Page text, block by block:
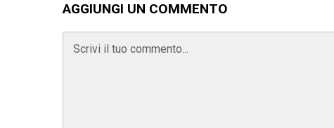
AGGIUNGI UN COMMENTO